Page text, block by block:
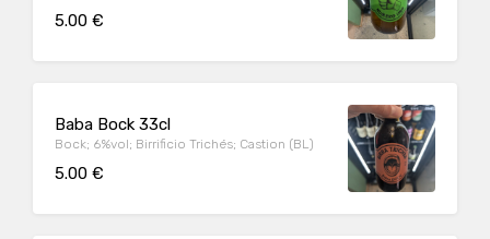
5.00 €
Baba Bock 33cl
Bock; 6%vol; Birrificio Trichés; Castion (BL)
5.00 €